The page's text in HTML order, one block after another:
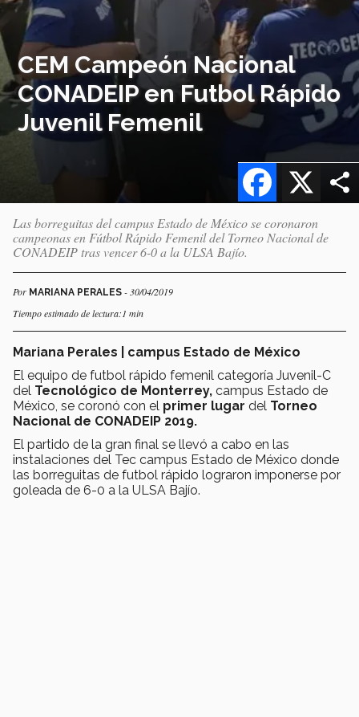
CEM Campeón Nacional
CONADEIP en Futbol Rápido
Juvenil Femenil
X
Facebook
Las borreguitas del campus Estado de México se coronaron
campeonas en Fútbol Rápido Femenil del Torneo Nacional de
CONADEIP tras vencer 6-0 a la ULSA Bajío.
Por MARIANA PERALES - 30/04/2019
Tiempo estimado de lectura:1 min
Mariana Perales | campus Estado de México
El equipo de futbol rápido femenil categoría Juvenil-C
del Tecnológico de Monterrey, campus Estado de
México, se coronó con el primer lugar del Torneo
Nacional de CONADEIP 2019.
El partido de la gran final se llevó a cabo en las
instalaciones del Tec campus Estado de México donde
las borreguitas de futbol rápido lograron imponerse por
goleada de 6-0 a la ULSA Bajío.